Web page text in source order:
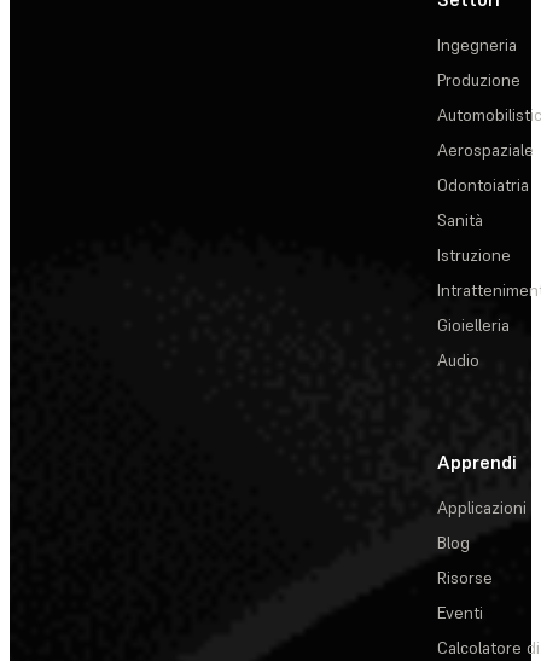
Ingegneria
Produzione
Aerospaziale
Odontoiatria
Sanità
Istruzione
Gioielleria
Audio
Apprendi
Applicazioni
Blog
Risorse
Eventi
Calcolatore